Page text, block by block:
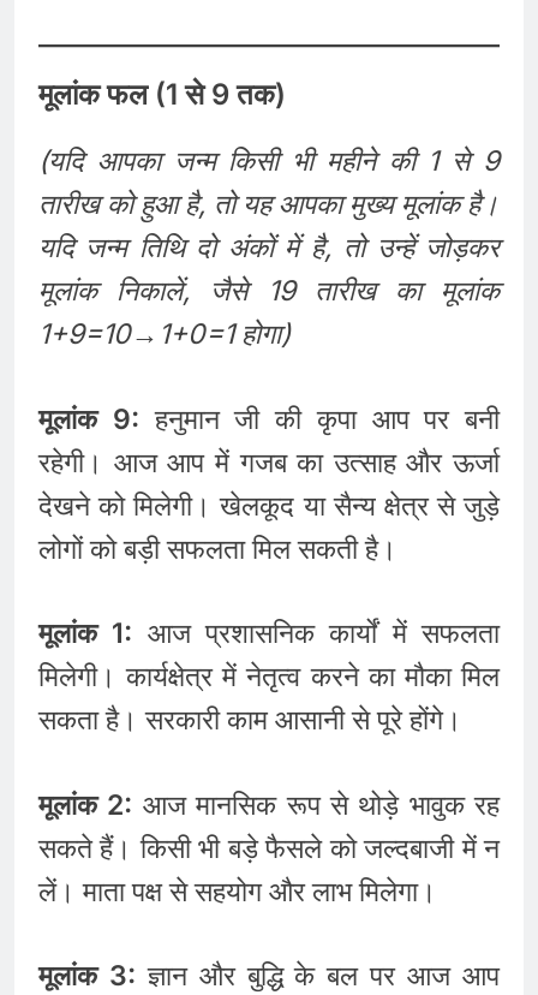
मूलांक फल (1 से 9 तक)
(यदि आपका जन्म किसी भी महीने की 1 से 9
तारीख को हुआ है, तो यह आपका मुख्य मूलांक है।
यदि जन्म तिथि दो अंकों में है, तो उन्हें जोड़कर
मूलांक निकालें, जैसे 19 तारीख का मूलांक
1+9=10→1+0=1 होगा)
मूलांक 9: हनुमान जी की कृपा आप पर बनी
रहेगी। आज आप में गजब का उत्साह और ऊर्जा
देखने को मिलेगी। खेलकूद या सैन्य क्षेत्र से जुड़े
लोगों को बड़ी सफलता मिल सकती है।
मूलांक 1: आज प्रशासनिक कार्यों में सफलता
मिलेगी। कार्यक्षेत्र में नेतृत्व करने का मौका मिल
सकता है। सरकारी काम आसानी से पूरे होंगे।
मूलांक 2: आज मानसिक रूप से थोड़े भावुक रह
सकते हैं। किसी भी बड़े फैसले को जल्दबाजी में न
लें। माता पक्ष से सहयोग और लाभ मिलेगा।
मूलांक 3: ज्ञान और बुद्धि के बल पर आज आप